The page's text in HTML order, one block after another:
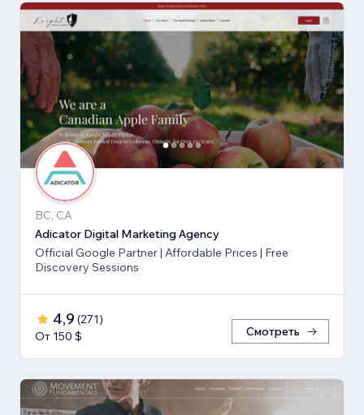
BC, CA
Adicator Digital Marketing Agency
Official Google Partner | Affordable Prices | Free
Discovery Sessions
4,9 (271)
От 150 $
Смотреть